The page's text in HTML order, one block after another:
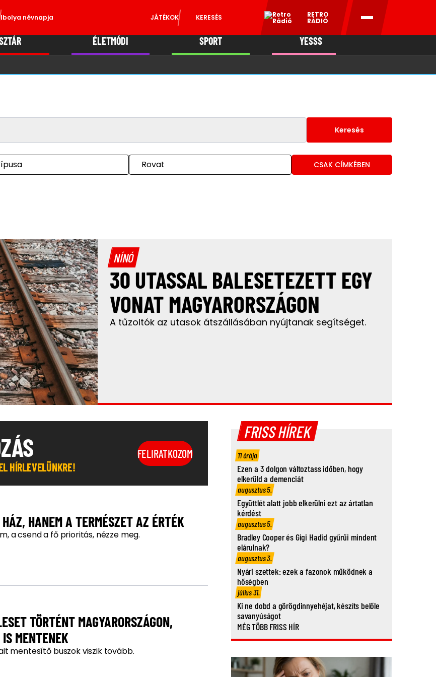
Ibolya névnapja JÁTÉKOK KERESÉS RETRO
RÁDIÓ
ÉLETMÓDI SPORT YESSS
Keresés
Rovat CSAK CÍMKÉBEN
NÍNÓ
30 UTASSAL BALESETEZETT EGY
VONAT MAGYARORSZÁGON
A tűzoltók az utasok átszállásában nyújtanak segítséget.
HÍRLEVELÜNKRE!
FELIRATKOZOM
HANEM A TERMÉSZET AZ ÉRTÉK
a csend a fő prioritás, nézze meg.
TÖRTÉNT MAGYARORSZÁGON,
MENTENEK
mentesítő buszok viszik tovább.
FRISS HÍREK
11 órája
Ezen a 3 dolgon változtass időben, hogy
elkerüld a demenciát
augusztus 5.
Együttlét alatt jobb elkerülni ezt az ártatlan
kérdést
augusztus 5.
Bradley Cooper és Gigi Hadid gyűrűi mindent
elárulnak?
augusztus 3.
Nyári szettek: ezek a fazonok működnek a
hőségben
július 31.
Ki ne dobd a görögdinnyehéjat, készíts belőle
savanyúságot
MÉG TÖBB FRISS HÍR